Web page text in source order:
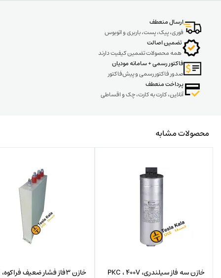
ارسال منعطف
فوری، پیک، پست، باربری و اتوبوس
تضمین اصالت
همه محصولات تضمین کیفیت دارند
فاکتور رسمی + سامانه مودیان
صدور فاکتور رسمی و پیش‌فاکتور
پرداخت منعطف
آنلاین، کارت به کارت، چک و اقساطی
محصولات مشابه
خازن سه فاز سیلندری، PKC ، 400V